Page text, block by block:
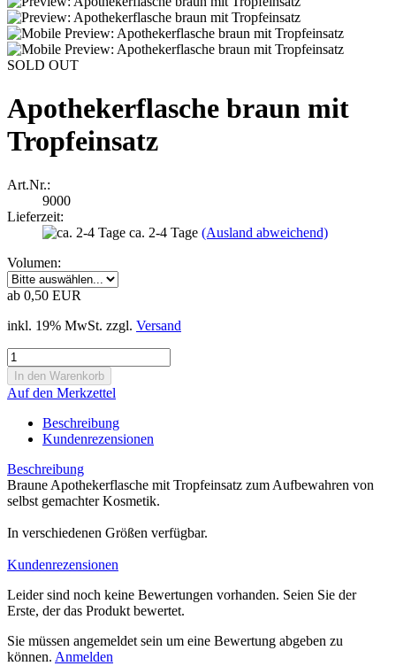
SOLD OUT
Apothekerflasche braun mit
Tropfeinsatz
Art.Nr.:
9000
Lieferzeit:
ca. 2-4 Tage (Ausland abweichend)
Volumen:
ab 0,50 EUR
inkl. 19% MwSt. zzgl. Versand
Auf den Merkzettel
Beschreibung
Kundenrezensionen
Beschreibung
Braune Apothekerflasche mit Tropfeinsatz zum Aufbewahren von
selbst gemachter Kosmetik.
In verschiedenen Größen verfügbar.
Kundenrezensionen
Leider sind noch keine Bewertungen vorhanden. Seien Sie der
Erste, der das Produkt bewertet.
Sie müssen angemeldet sein um eine Bewertung abgeben zu
können. Anmelden